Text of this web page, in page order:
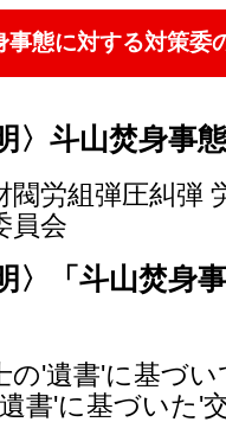
事態に対する対策委
〉斗山焚身事
閥労組弾圧糾弾
員会
〉「斗山焚身
の'遺書'に基づ
書'に基づいた'